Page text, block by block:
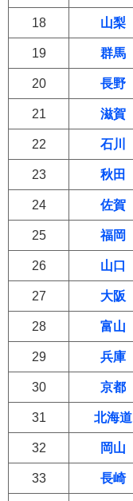
18 山梨
19 群馬
20 長野
21 滋賀
22 石川
23 秋田
24 佐賀
25 福岡
26 山口
27 大阪
28 富山
29 兵庫
30 京都
31 北海道
32 岡山
33 長崎